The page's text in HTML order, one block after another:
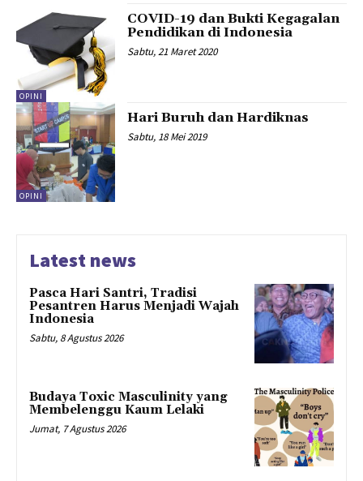
OPINI
COVID-19 dan Bukti Kegagalan
Pendidikan di Indonesia
Sabtu, 21 Maret 2020
OPINI
Hari Buruh dan Hardiknas
Sabtu, 18 Mei 2019
Latest news
Pasca Hari Santri, Tradisi
Pesantren Harus Menjadi Wajah
Indonesia
Sabtu, 8 Agustus 2026
Budaya Toxic Masculinity yang
Membelenggu Kaum Lelaki
Jumat, 7 Agustus 2026